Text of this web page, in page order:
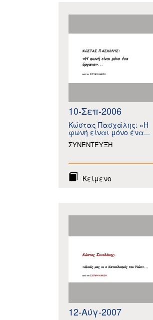
10-Σεπ-2006
Κώστας Πασχάλης: «Η
φωνή είναι μόνο ένα...
ΣΥΝΕΝΤΕΥΞΗ
Κείμενο
12-Αύγ-2007